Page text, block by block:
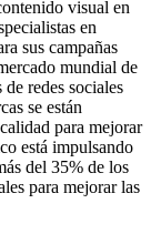
visual en
en
sus campañas
mundial de
redes sociales
se están
para mejorar
está impulsando
del 35% de los
para mejorar las